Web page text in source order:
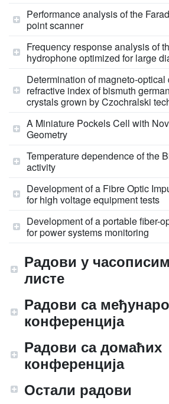
Performance analysis of the
point scanner
Frequency response analysis of
hydrophone optimized for large
Determination of magneto-optical
refractive index of bismuth
crystals grown by Czochralski
A Miniature Pockels Cell with
Geometry
Temperature dependence of the
activity
Development of a Fibre Optic
for high voltage equipment tests
Development of a portable fiber-
for power systems monitoring
Радови у
листе
Радови са
конференција
Радови са домаћих
конференција
Остали радови